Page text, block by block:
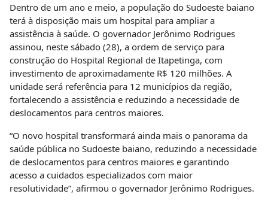
Dentro de um ano e meio, a população do Sudoeste baiano
terá à disposição mais um hospital para ampliar a
assistência à saúde. O governador Jerônimo Rodrigues
assinou, neste sábado (28), a ordem de serviço para
construção do Hospital Regional de Itapetinga, com
investimento de aproximadamente R$ 120 milhões. A
unidade será referência para 12 municípios da região,
fortalecendo a assistência e reduzindo a necessidade de
deslocamentos para centros maiores.
“O novo hospital transformará ainda mais o panorama da
saúde pública no Sudoeste baiano, reduzindo a necessidade
de deslocamentos para centros maiores e garantindo
acesso a cuidados especializados com maior
resolutividade”, afirmou o governador Jerônimo Rodrigues.